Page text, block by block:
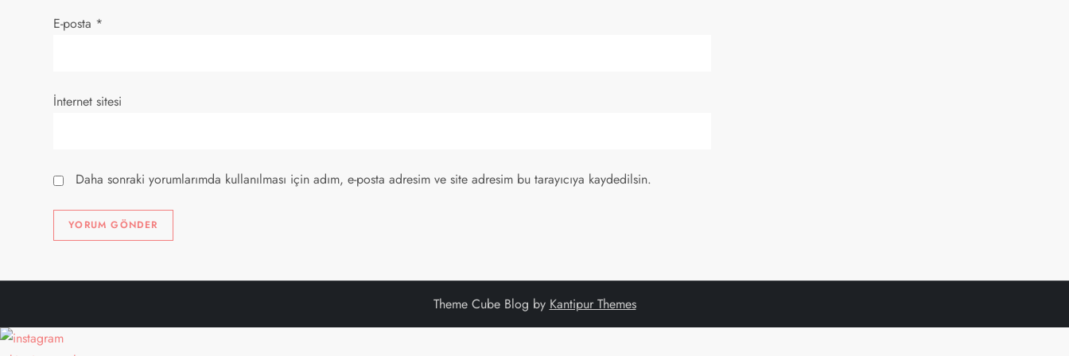
E-posta *
İnternet sitesi
Daha sonraki yorumlarımda kullanılması için adım, e-posta adresim ve site adresim bu tarayıcıya kaydedilsin.
Theme Cube Blog by Kantipur Themes